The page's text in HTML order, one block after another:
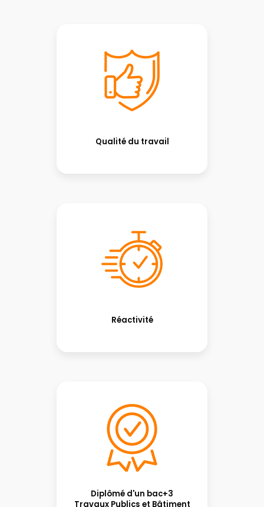
Qualité du travail
Réactivité
Diplômé d'un bac+3
Travaux Publics et Bâtiment